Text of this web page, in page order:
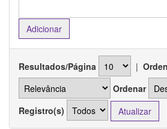
Resultados/Página |
Ordenar
Registro(s)